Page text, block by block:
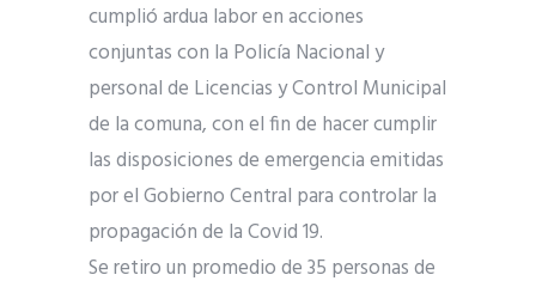
cumplió ardua labor en acciones
conjuntas con la Policía Nacional y
personal de Licencias y Control Municipal
de la comuna, con el fin de hacer cumplir
las disposiciones de emergencia emitidas
por el Gobierno Central para controlar la
propagación de la Covid 19.
Se retiro un promedio de 35 personas de